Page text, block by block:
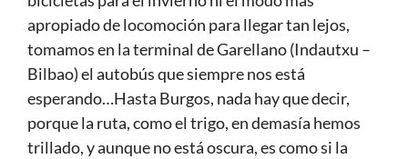
apropiado de locomoción para llegar tan lejos,
tomamos en la terminal de Garellano (Indautxu –
Bilbao) el autobús que siempre nos está
esperando…Hasta Burgos, nada hay que decir,
porque la ruta, como el trigo, en demasía hemos
trillado, y aunque no está oscura, es como si la